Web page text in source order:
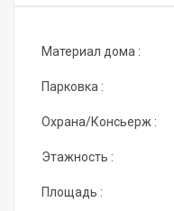
Материал дома :
Парковка :
Охрана/Консьерж :
Этажность :
Площадь :